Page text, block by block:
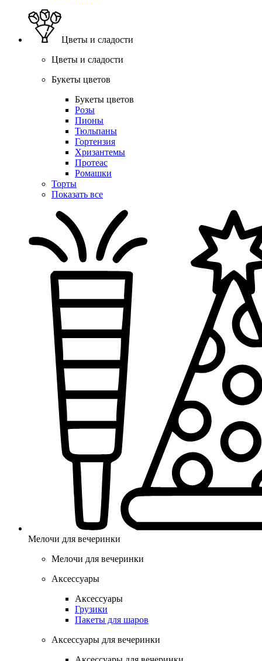
Цветы и сладости
Цветы и сладости
Букеты цветов
Букеты цветов
Розы
Пионы
Тюльпаны
Гортензия
Хризантемы
Протеас
Ромашки
Торты
Показать все
Мелочи для вечеринки
Мелочи для вечеринки
Аксессуары
Аксессуары
Грузики
Пакеты для шаров
Аксессуары для вечеринки